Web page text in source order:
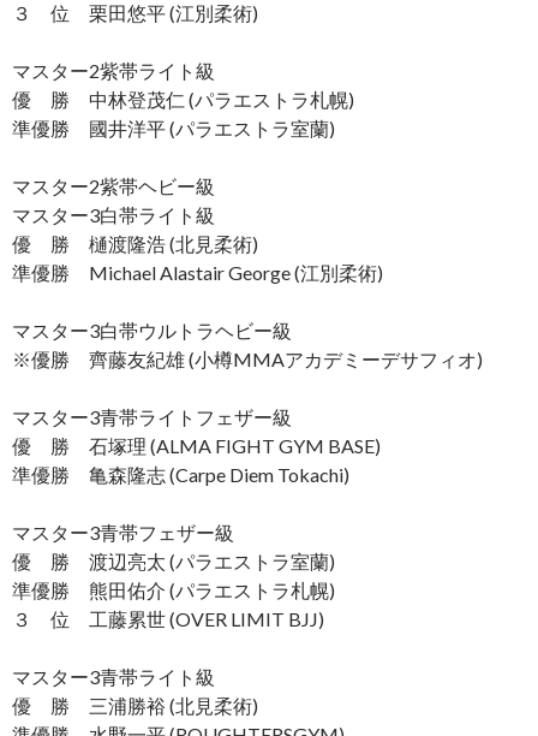
３ 位 栗田悠平 (江別柔術)
マスター2紫帯ライト級
優 勝 中林登茂仁 (パラエストラ札幌)
準優勝 國井洋平 (パラエストラ室蘭)
マスター2紫帯ヘビー級
マスター3白帯ライト級
優 勝 樋渡隆浩 (北見柔術)
準優勝 Michael Alastair George (江別柔術)
マスター3白帯ウルトラヘビー級
※優勝 齊藤友紀雄 (小樽MMAアカデミーデサフィオ)
マスター3青帯ライトフェザー級
優 勝 石塚理 (ALMA FIGHT GYM BASE)
準優勝 亀森隆志 (Carpe Diem Tokachi)
マスター3青帯フェザー級
優 勝 渡辺亮太 (パラエストラ室蘭)
準優勝 熊田佑介 (パラエストラ札幌)
３ 位 工藤累世 (OVER LIMIT BJJ)
マスター3青帯ライト級
優 勝 三浦勝裕 (北見柔術)